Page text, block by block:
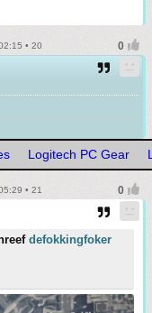
• 20
Logitech PC Gear
• 21
defokkingfoker